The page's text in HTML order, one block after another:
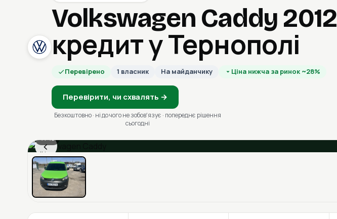
Volkswagen Caddy 2012
кредит у Тернополі
Перевірено 1 власник На майданчику Ціна нижча за ринок ~28%
Перевірити, чи схвалять →
Безкоштовно · ні до чого не зобовʼязує · попереднє рішення
сьогодні
‹
1 / 13
Ціна в місяць